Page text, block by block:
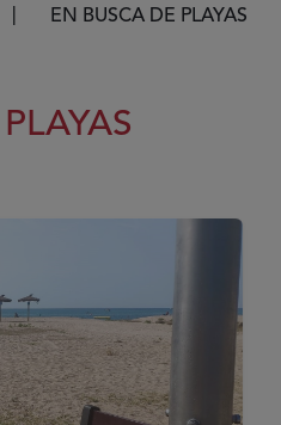
EN BUSCA DE PLAYAS